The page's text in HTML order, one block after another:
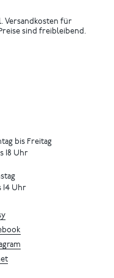
Versandkosten für
sind freibleibend.
bis Freitag
18 Uhr
14 Uhr